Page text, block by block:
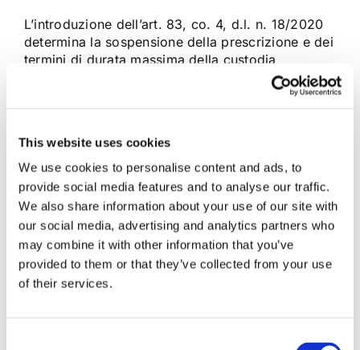
This website uses cookies
We use cookies to personalise content and ads, to
provide social media features and to analyse our traffic.
We also share information about your use of our site with
our social media, advertising and analytics partners who
may combine it with other information that you’ve
provided to them or that they’ve collected from your use
of their services.
L’introduzione dell’art. 83, co. 4, d.l. n. 18/2020
determina la sospensione della prescrizione e dei
termini di durata massima della custodia
cautelare ex art. 303 c.p.p. e delle misure
cautelari diverse da questa ex art. 308 c.p.p., per
21 Novembre 2020 | Antonio Di Pietro,Articoli, Diritto
Penale, mauro giallombardo | 0 Commenti
Continua a leggere